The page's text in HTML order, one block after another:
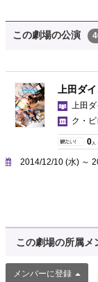
この劇場の公演
上田ダ
上田
ク・
0 人
2014/12/10 (水) ～
この劇場の所属メ
メンバーに登録